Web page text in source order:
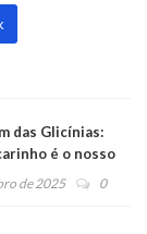
das Glicínias:
é o nosso
de 2025 0